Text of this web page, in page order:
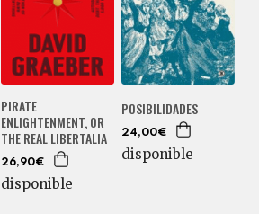
PIRATE
ENLIGHTENMENT, OR
THE REAL LIBERTALIA
26,90€
disponible
POSIBILIDADES
24,00€
disponible